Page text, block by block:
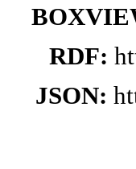
RDF:
JSON: